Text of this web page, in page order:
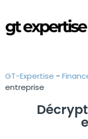
GT-Expertise -
entreprise